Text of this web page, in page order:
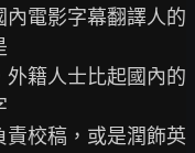
電影字幕翻譯人的
籍人士比起國內的
責校稿，或是潤飾英